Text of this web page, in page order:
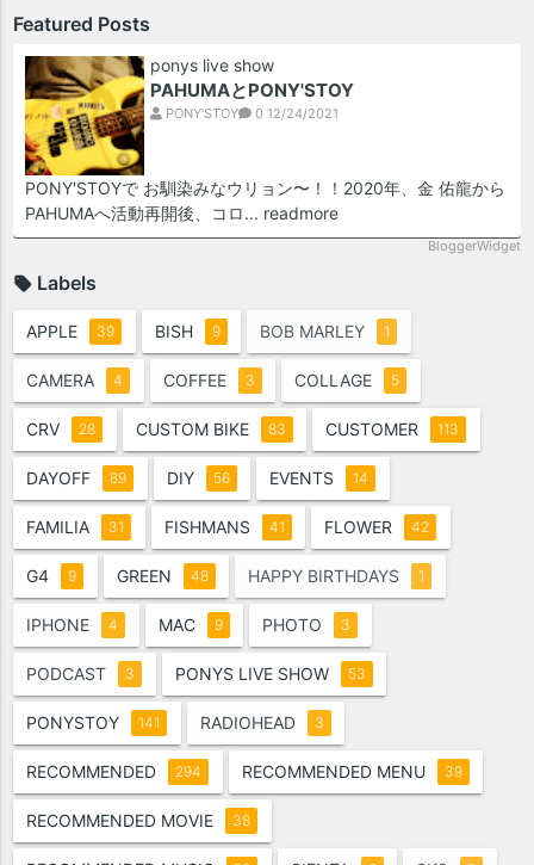
Featured Posts
ponys live show
PAHUMAとPONY'STOY
PONY'STOY 0 12/24/2021
PONY'STOYで お馴染みなウリョン〜！！2020年、金 佑龍から
PAHUMAへ活動再開後、コロ... readmore
BloggerWidget
Labels
APPLE 39 BISH 9 BOB MARLEY 1
CAMERA 4 COFFEE 3 COLLAGE 5
CRV 28 CUSTOM BIKE 83 CUSTOMER 113
DAYOFF 89 DIY 56 EVENTS 14
FAMILIA 31 FISHMANS 41 FLOWER 42
G4 9 GREEN 48 HAPPY BIRTHDAYS 1
IPHONE 4 MAC 9 PHOTO 3
PODCAST 3 PONYS LIVE SHOW 53
PONYSTOY 141 RADIOHEAD 3
RECOMMENDED 294 RECOMMENDED MENU 39
RECOMMENDED MOVIE 38